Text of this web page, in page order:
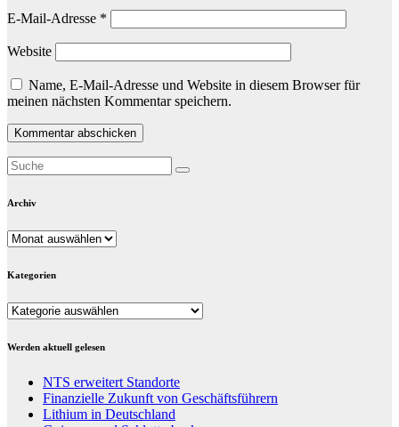
E-Mail-Adresse *
Website
Name, E-Mail-Adresse und Website in diesem Browser für
meinen nächsten Kommentar speichern.
Archiv
Archiv
Kategorien
Kategorien
Werden aktuell gelesen
NTS erweitert Standorte
Finanzielle Zukunft von Geschäftsführern
Lithium in Deutschland